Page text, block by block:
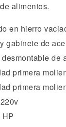
alimentos.
en hierro
gabinete de
de
primera
primera
HP